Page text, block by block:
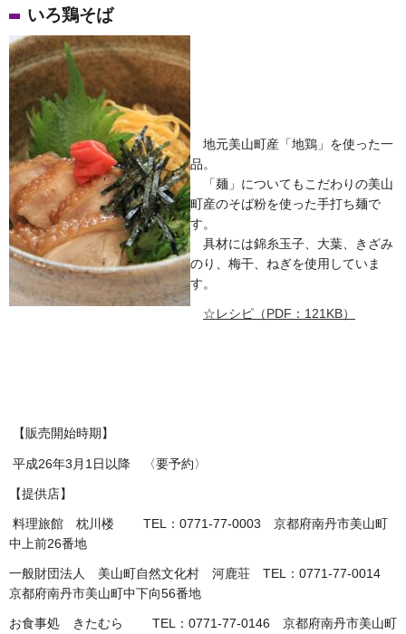
いろ鶏そば
地元美山町産「地鶏」を使った一
品。
「麺」についてもこだわりの美山
町産のそば粉を使った手打ち麺で
す。
具材には錦糸玉子、大葉、きざみ
のり、梅干、ねぎを使用していま
す。
☆レシピ（PDF：121KB）
【販売開始時期】
平成26年3月1日以降 〈要予約〉
【提供店】
料理旅館 枕川楼 TEL：0771-77-0003 京都府南丹市美山町
中上前26番地
一般財団法人 美山町自然文化村 河鹿荘 TEL：0771-77-0014
京都府南丹市美山町中下向56番地
お食事処 きたむら TEL：0771-77-0146 京都府南丹市美山町